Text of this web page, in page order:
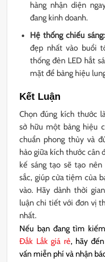
hàng nhận diện
đang kinh doanh.
Hệ thống chiếu sáng:
đẹp nhất vào buổi
thống đèn LED hắt
mặt để bảng hiệu
Kết Luận
Chọn đúng kích thước
sở hữu một bảng hiệu
chuẩn phong thủy và
hảo giữa kích thước cân
kế sáng tạo sẽ tạo nên
sắc, giúp cửa tiệm của
vào. Hãy dành thời
luận chi tiết với đơn vị
nhất.
Nếu bạn đang tìm
Đắk Lắk giá rẻ, hãy
vấn miễn phí và nhận